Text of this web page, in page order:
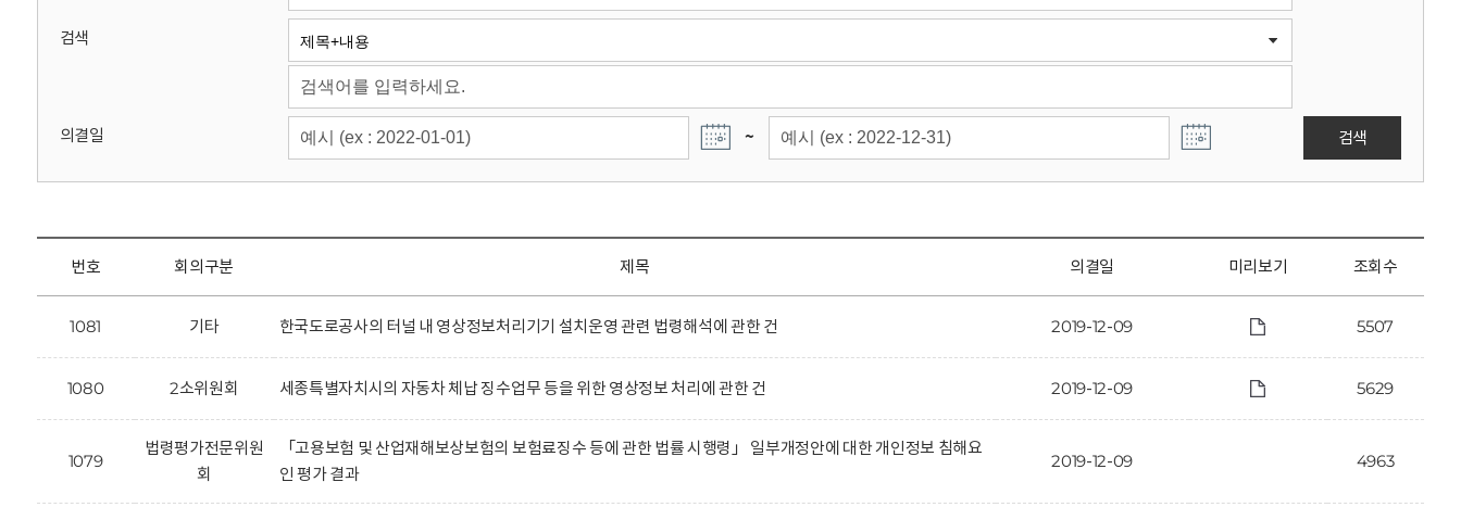
검색
의결일 ~ 검색
번호 회의구분 제목 의결일 미리보기 조회수
1081 기타 한국도로공사의 터널 내 영상정보처리기기 설치운영 관련 법령해석에 관한 건 2019-12-09 5507
1080 2소위원회 세종특별자치시의 자동차 체납 징수업무 등을 위한 영상정보 처리에 관한 건 2019-12-09 5629
1079
법령평가전문위원
회
「고용보험 및 산업재해보상보험의 보험료징수 등에 관한 법률 시행령」 일부개정안에 대한 개인정보 침해요
인 평가 결과
2019-12-09 4963